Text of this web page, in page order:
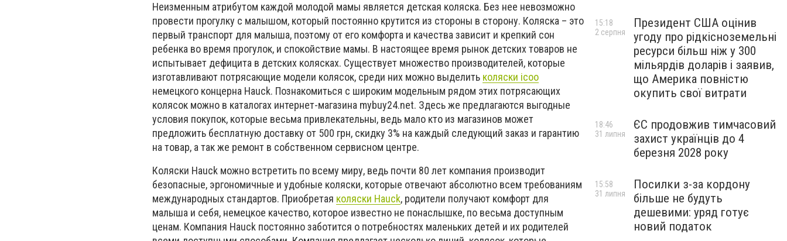
Неизменным атрибутом каждой молодой мамы является детская коляска. Без нее невозможно
провести прогулку с малышом, который постоянно крутится из стороны в сторону. Коляска – это
первый транспорт для малыша, поэтому от его комфорта и качества зависит и крепкий сон
ребенка во время прогулок, и спокойствие мамы. В настоящее время рынок детских товаров не
испытывает дефицита в детских колясках. Существует множество производителей, которые
изготавливают потрясающие модели колясок, среди них можно выделить коляски icoo
немецкого концерна Hauck. Познакомиться с широким модельным рядом этих потрясающих
колясок можно в каталогах интернет-магазина mybuy24.net. Здесь же предлагаются выгодные
условия покупок, которые весьма привлекательны, ведь мало кто из магазинов может
предложить бесплатную доставку от 500 грн, скидку 3% на каждый следующий заказ и гарантию
на товар, а так же ремонт в собственном сервисном центре.
Коляски Hauck можно встретить по всему миру, ведь почти 80 лет компания производит
безопасные, эргономичные и удобные коляски, которые отвечают абсолютно всем требованиям
международных стандартов. Приобретая коляски Hauck, родители получают комфорт для
малыша и себя, немецкое качество, которое известно не понаслышке, по весьма доступным
ценам. Компания Hauck постоянно заботится о потребностях маленьких детей и их родителей
Президент США оцінив
угоду про рідкісноземельні
ресурси більш ніж у 300
мільярдів доларів і заявив,
що Америка повністю
окупить свої витрати
15:18
2 серпня
ЄС продовжив тимчасовий
захист українців до 4
березня 2028 року
18:46
31 липня
Посилки з-за кордону
більше не будуть
дешевими: уряд готує
новий податок
15:58
31 липня